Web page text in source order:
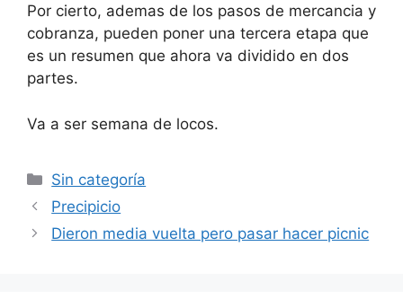
Por cierto, ademas de los pasos de mercancia y
cobranza, pueden poner una tercera etapa que
es un resumen que ahora va dividido en dos
partes.
Va a ser semana de locos.
Categorías
Sin categoría
Precipicio
Dieron media vuelta pero pasar hacer picnic